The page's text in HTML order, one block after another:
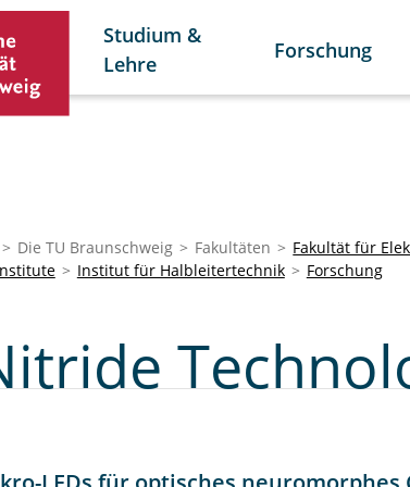
Studium &
Lehre
Forschung
Die TU Braunschweig Fakultäten
Fakultät für
Institut für Halbleitertechnik Forschung